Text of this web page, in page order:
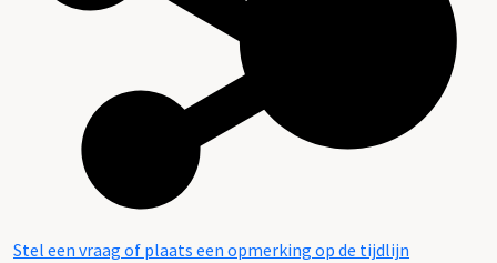
Stel een vraag of plaats een opmerking op de tijdlijn